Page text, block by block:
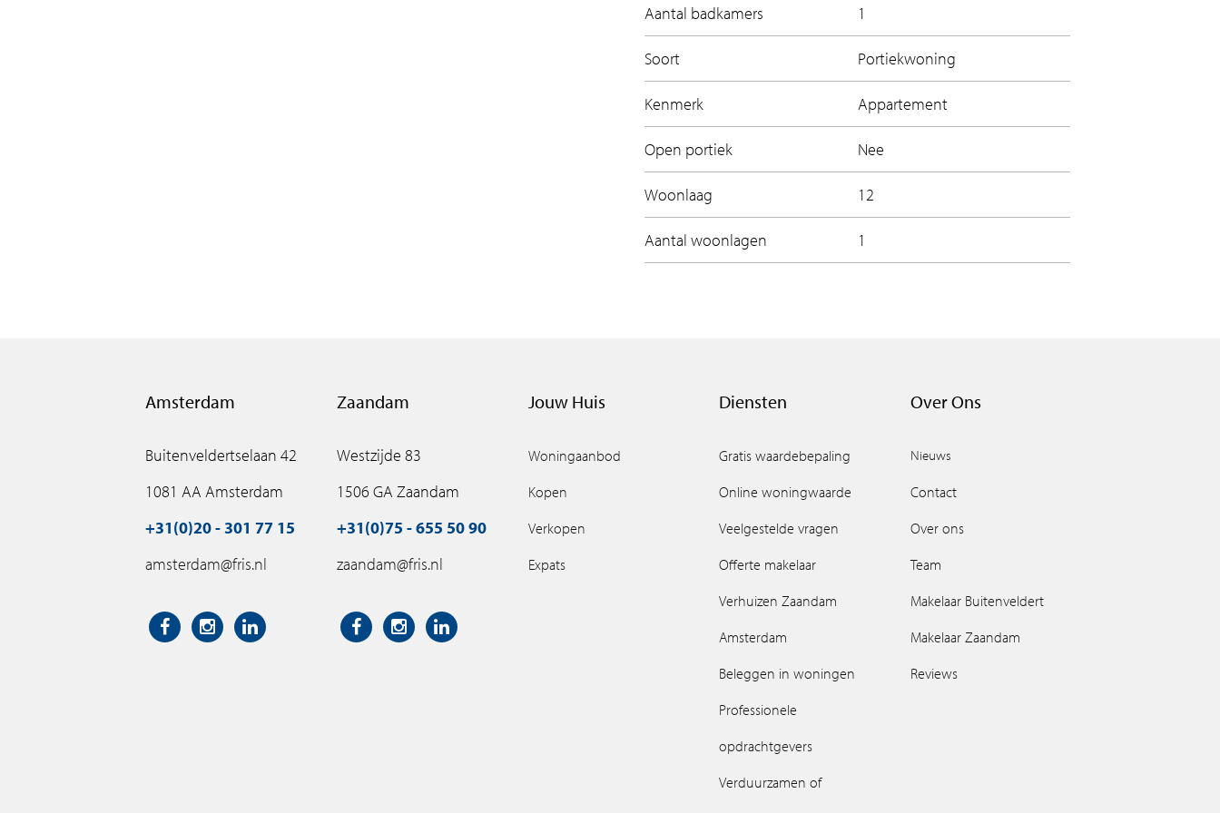
Aantal badkamers 1
Soort Portiekwoning
Kenmerk Appartement
Open portiek Nee
Woonlaag 12
Aantal woonlagen 1
Amsterdam
Buitenveldertselaan 42
1081 AA Amsterdam
+31(0)20 - 301 77 15
amsterdam@fris.nl
Zaandam
Westzijde 83
1506 GA Zaandam
+31(0)75 - 655 50 90
zaandam@fris.nl
Jouw Huis
Woningaanbod
Kopen
Verkopen
Expats
Diensten
Gratis waardebepaling
Online woningwaarde
Veelgestelde vragen
Offerte makelaar
Verhuizen Zaandam
Amsterdam
Beleggen in woningen
Professionele
opdrachtgevers
Verduurzamen of
Over Ons
Nieuws
Contact
Over ons
Team
Makelaar Buitenveldert
Makelaar Zaandam
Reviews